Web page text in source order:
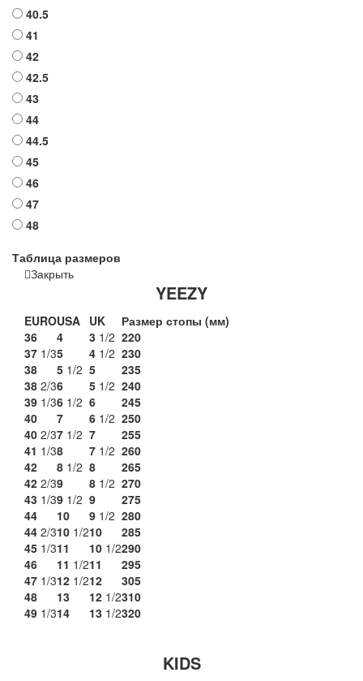
40.5
41
42
42.5
43
44
44.5
45
46
47
48
Таблица размеров
Закрыть
YEEZY
EUROUSA UK
Размер стопы (мм)
36
4 3 1/2 220
37 1/35 4 1/2 230
38
5 1/2 5
235
38 2/36 5 1/2 240
39 1/36 1/2 6
245
40
7 6 1/2 250
40 2/37 1/2 7
255
41 1/38 7 1/2 260
42
8 1/2 8
265
42 2/39 8 1/2 270
43 1/39 1/2 9
275
44
10 9 1/2 280
44 2/310 1/210
285
45 1/311 10 1/2290
46
11 1/211
295
47 1/312 1/212
305
48
13 12 1/2310
49 1/314 13 1/2320
KIDS